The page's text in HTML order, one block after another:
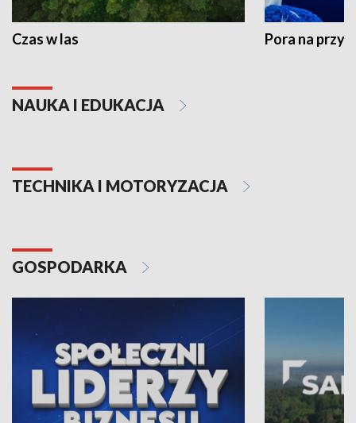
Czas w las Pora na
NAUKA I EDUKACJA
TECHNIKA I MOTORYZACJA
GOSPODARKA